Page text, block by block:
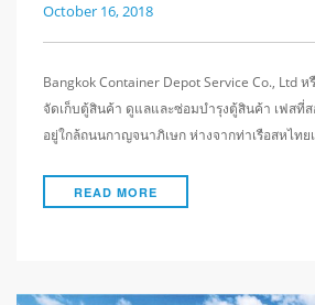
October 16, 2018
Bangkok Container Depot Service Co., Ltd ห
จัดเก็บตู้สินค้า ดูแลและซ่อมบำรุงตู้สินค้า เฟสที่ส
อยู่ใกล้ถนนกาญจนาภิเษก ห่างจากท่าเรือสหไทย
READ MORE